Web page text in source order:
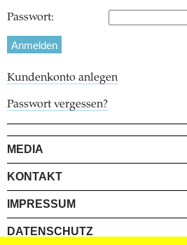
Passwort:
Kundenkonto anlegen
Passwort vergessen?
MEDIA
KONTAKT
IMPRESSUM
DATENSCHUTZ